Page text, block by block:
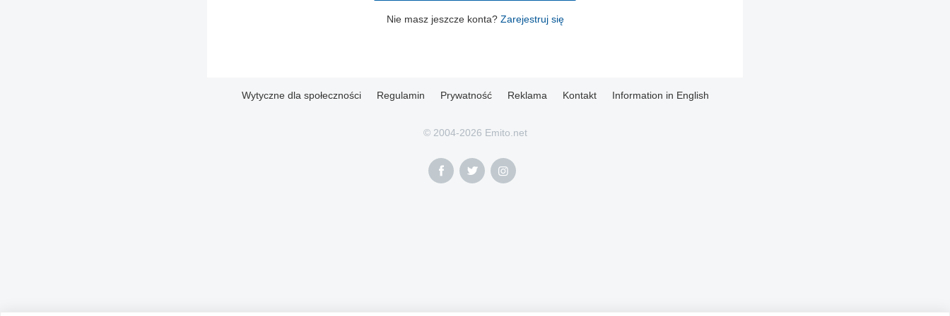
Nie masz jeszcze konta? Zarejestruj się
Wytyczne dla społeczności Regulamin Prywatność Reklama Kontakt Information in English
© 2004-2026 Emito.net